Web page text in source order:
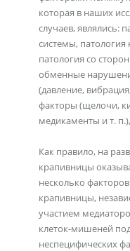
которая в наших
случаев, являлись:
системы,
патология со
обменные
(давление,
факторы (щелочи,
медикаменты и т.
Как правило, на
крапивницы
несколько
крапивницы,
участием
клеток-мишеней
неспецифических